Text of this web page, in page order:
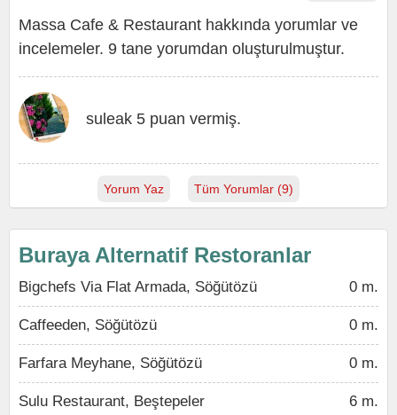
Massa Cafe & Restaurant hakkında yorumlar ve
incelemeler. 9 tane yorumdan oluşturulmuştur.
suleak 5 puan vermiş.
Yorum Yaz Tüm Yorumlar (9)
Buraya Alternatif Restoranlar
Bigchefs Via Flat Armada, Söğütözü 0 m.
Caffeeden, Söğütözü 0 m.
Farfara Meyhane, Söğütözü 0 m.
Sulu Restaurant, Beştepeler 6 m.